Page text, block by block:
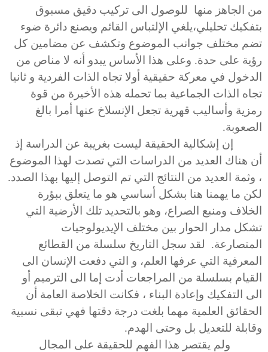
من الجاهز منها للوصول الى تركيب دقيق مسبوق
بتفكيك تحليلي،يلغي الإلتباس القائم ويصنع دائرة ضوء
تضم مختلف جوانب الموضوع وتكشف عن مضامين كل
رؤية على حدة. وعلى هذا الأساس يبدو أنه لا مناص من
الدخول في معركة حقيقية أولا تجاه الذات الفردية و ثانيا
تجاه الذات الجماعية بما تحمله هذه الأخيرة من قوة
رمزية وأساليب قهرية تجعل الإنسلاخ عنها أمرا بالغ
الصعوبة.
إن إشكالية الحقيقة ليست بغريبة عن الدراسة إذ
أن هناك العديد من الدراسات التي تصدت لهذا الموضوع
، وثمة العديد من النتائج التي تم التوصل إليها بهذا الصدد.
لكن ما يهمنا هنا بشكل أساسي هو ما يتعلق ببؤرة
الخلاف ومنبع الصراع، وهو بالتحديد تلك الأرضية التي
تشكل مدار الحوار بين مختلف الإيديولوجيات
المتصارعة. لقد سجل التاريخ سلسلة من القطائع
المعرفية التي عرفها العلم، و التي دفعت الإنسان الى
القيام بسلسلة من المراجعات أدت إما الى الترميم أو
الى التفكيك وإعادة البناء ، فكانت الخلاصة العامة أن
الحقائق العلمية مهما بلغت درجة دقتها فهي تبقى نسبية
وقابلة للتعديل بل وحتى الهدم.
ولم يقتصر هذا الفهم للحقيقة على المجال